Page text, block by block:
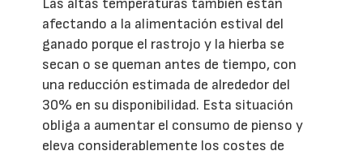
Las altas temperaturas también están
afectando a la alimentación estival del
ganado porque el rastrojo y la hierba se
secan o se queman antes de tiempo, con
una reducción estimada de alrededor del
30% en su disponibilidad. Esta situación
obliga a aumentar el consumo de pienso y
eleva considerablemente los costes de